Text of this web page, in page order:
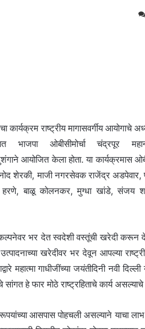
कार्यक्रम राष्ट्रीय मागासवर्गीय आयोगाचे
भाजपा ओबीसीमोर्चा चंद्रपूर
आयोजित केला होता. या कार्यक्रमास
शेरकी, माजी नगरसेवक राजेंद्र अडपेवार,
बाळू कोलनकर, मुग्धा खांडे, संजय
भर देत स्वदेशी वस्तूंची खरेदी करून
खरेदीवर भर देवून आपल्या
महात्मा गाधीजींच्या जयंतीदिनी नवी
हे फार मोठे राष्ट्रहिताचे कार्य
आसपास पोहचली असल्याने याचा लाभ